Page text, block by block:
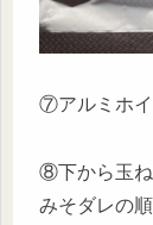
⑦アルミホイ
⑧下から玉ね
みそダレの